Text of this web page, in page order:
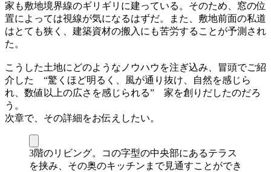
家も敷地境界線のギリギリに建っている。そのため、窓の位
置によっては視線が気になるはずだ。また、敷地前面の私道
はとても狭く、建築資材の搬入にも苦労することが予測され
た。
こうした土地にどのようなノウハウを注ぎ込み、冒頭でご紹
介した “驚くほど明るく、風が通り抜け、自然を感じら
れ、数値以上の広さを感じられる” 家を創りだしたのだろ
う。
次章で、その詳細をお伝えしたい。
3階のリビング。コの字型の中央部にあるテラス
を挟み、その奥のキッチンまで見通すことができ